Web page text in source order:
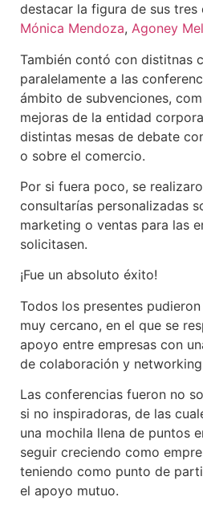
destacar la figura de sus tres
Mónica Mendoza, Agoney
También contó con distitnas
paralelamente a las
ámbito de subvenciones,
mejoras de la entidad
distintas mesas de debate
o sobre el comercio.
Por si fuera poco, se
consultarías personalizadas
marketing o ventas para las
solicitasen.
¡Fue un absoluto éxito!
Todos los presentes
muy cercano, en el que se
apoyo entre empresas con
de colaboración y
Las conferencias fueron no
si no inspiradoras, de las
una mochila llena de puntos
seguir creciendo como
teniendo como punto de
el apoyo mutuo.